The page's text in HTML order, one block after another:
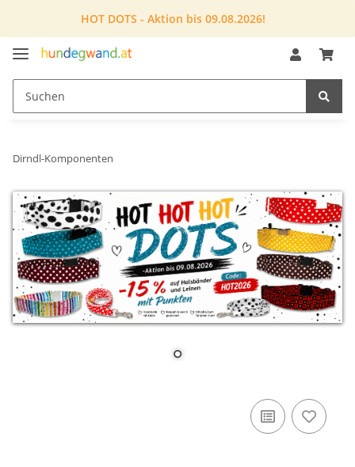
HOT DOTS - Aktion bis 09.08.2026!
Dirndl-Komponenten